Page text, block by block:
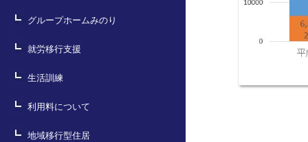
グループホームみのり
就労移行支援
生活訓練
利用料について
地域移行型住居